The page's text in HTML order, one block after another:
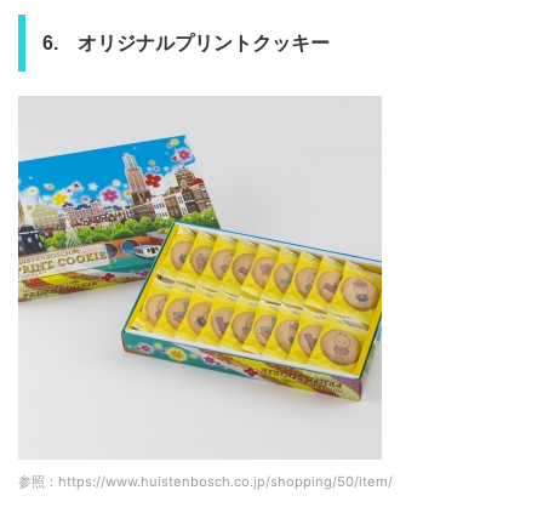
6. オリジナルプリントクッキー
参照：https://www.huistenbosch.co.jp/shopping/50/item/